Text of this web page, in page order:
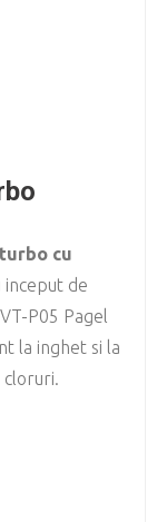
cu
inceput de
P05 Pagel
la inghet si la
cloruri.